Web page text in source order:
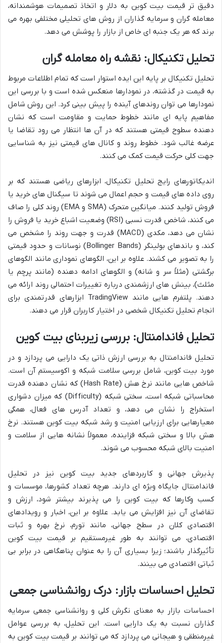
دقیق تر قیمت بیت کوین به دلار و اتخاذ تصمیمات هوشمندانه،
معامله گران و سرمایه گذاران از روش های تحلیلی مختلفی بهره می
برند که هر یک جنبه ای خاص از بازار را پوشش می دهد.
تحلیل تکنیکال: نقشه راه معامله گران
تحلیل تکنیکال بر پایه این ایده استوار است که تمام اطلاعات مربوط
به قیمت در گذشته، در نمودارها منعکس شده است و با بررسی این
نمودارها می توان روندهای آینده را پیش بینی کرد. این روش شامل
مفاهیم پایه ای مانند خطوط حمایت و مقاومت است که نشان
دهنده سطوح قیمتی هستند که در آن ها انتظار می رود تقاضا یا
عرضه غالب شود. خطوط روند و کانال های قیمتی نیز به شناسایی
جهت کلی حرکت قیمت کمک می کنند.
اندیکاتورهای رایج تحلیل تکنیکال، ابزارهای ریاضی هستند که بر
روی داده های قیمت و حجم اعمال می شوند تا سیگنال های خرید یا
فروش تولید کنند. میانگین متحرک (SMA و EMA) روند کلی را صاف
می کنند، شاخص قدرت نسبی (RSI) وضعیت اشباع خرید یا فروش را
نشان می دهد، مکدی (MACD) قدرت و جهت روند را مشخص می
کند، و باندهای بولینگر (Bollinger Bands) نوسانات و حدود قیمتی
را به تصویر می کشند. علاوه بر این، الگوهای نموداری مانند الگوهای
برگشتی (مثلاً سر و شانه) و الگوهای ادامه دهنده (مانند پرچم یا
مثلث)، بینش های ارزشمندی درباره تغییرات احتمالی روند ارائه می
دهند. پلتفرم هایی مانند TradingView ابزارهای قدرتمندی برای
انجام تحلیل تکنیکال شخصی در اختیار کاربران قرار می دهند.
تحلیل فاندامنتال: بررسی زیربنای بیت کوین
تحلیل فاندامنتال به بررسی ارزش ذاتی یک دارایی می پردازد و در
مورد بیت کوین، شامل بررسی سلامت شبکه و اکوسیستم آن است.
شاخص هایی مانند نرخ هش (Hash Rate) که نشان دهنده قدرت
محاسباتی شبکه است، سختی شبکه (Difficulty) که میزان دشواری
استخراج را نشان می دهد، و تعداد آدرس های فعال، همگی
معیارهایی برای ارزیابی امنیت و رشد شبکه بیت کوین هستند. نرخ
هش بالا و سختی شبکه فزاینده، معمولاً نشانه هایی از سلامت و
امنیت بالای شبکه محسوب می شوند.
پذیرش جهانی و کاربردهای جدید بیت کوین نیز در تحلیل
فاندامنتال جایگاه ویژه ای دارند. هرچه تعداد کشورها، موسسات و
کسب وکارها که بیت کوین را می پذیرند بیشتر شود، ارزش و
تقاضای آن نیز افزایش می یابد. علاوه بر این، اخبار و رویدادهای
اقتصادی کلان در سطح جهانی، مانند تورم، نرخ بهره و ثبات
اقتصادی، می توانند به طور غیرمستقیم بر قیمت بیت کوین
تأثیرگذار باشند؛ زیرا بسیاری آن را به عنوان پناهگاهی در برابر بی
ثباتی اقتصادی می بینند.
تحلیل احساسات بازار: درک روانشناسی جمعی
احساسات بازار به معنای نگرش کلی و روانشناسی جمعی سرمایه
گذاران نسبت به یک دارایی است. این تحلیل، به بررسی عوامل
غیرمنطقی و هیجانی می پردازد که می توانند بر قیمت بیت کوین به